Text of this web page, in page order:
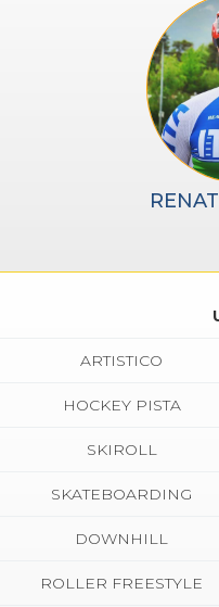
ARTISTICO
HOCKEY PISTA
SKIROLL
SKATEBOARDING
DOWNHILL
ROLLER FREESTYLE